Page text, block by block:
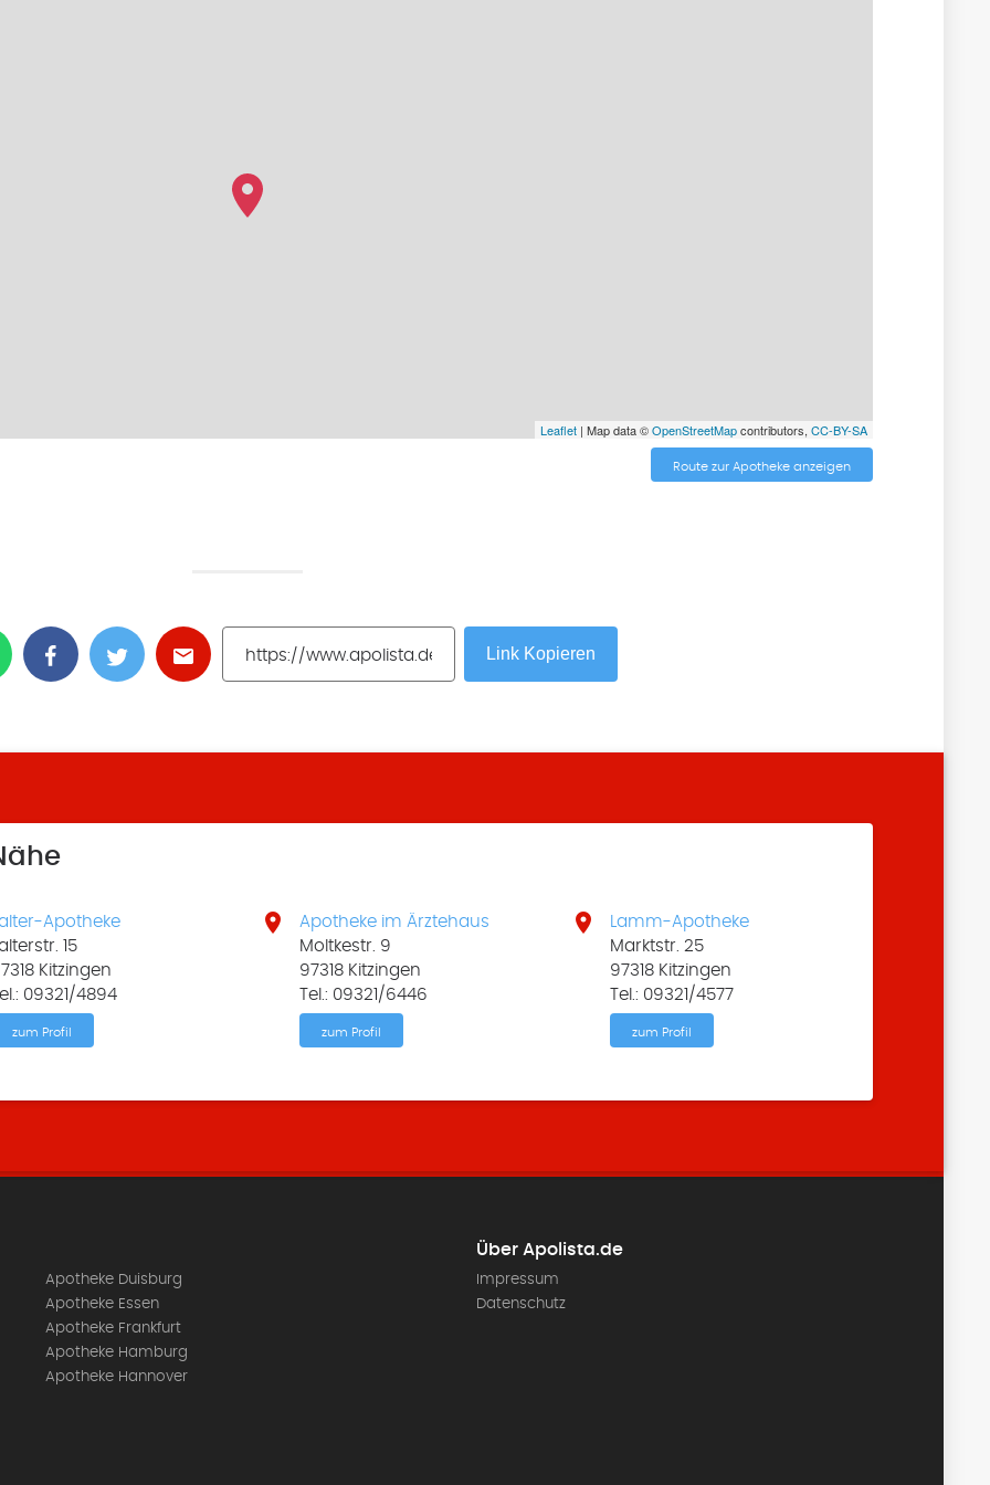
Leaflet| Map data ©OpenStreetMapcontributors, CC-BY-SA
Route zur Apotheke anzeigen
Link Kopieren
Apotheke
15
Kitzingen
09321/4894
zum Profil

Apotheke im Ärztehaus
Moltkestr. 9
97318 Kitzingen
Tel.: 09321/6446
zum Profil

Lamm-Apotheke
Marktstr. 25
97318 Kitzingen
Tel.: 09321/4577
zum Profil
Apotheke Duisburg
Apotheke Essen
Apotheke Frankfurt
Apotheke Hamburg
Apotheke Hannover
Über Apolista.de
Impressum
Datenschutz